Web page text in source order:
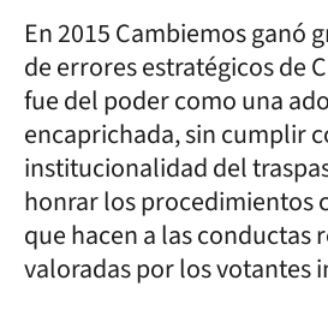
En 2015 Cambiemos ganó
de errores estratégicos de
fue del poder como una
encaprichada, sin cumplir
institucionalidad del
honrar los procedimientos
que hacen a las conductas
valoradas por los votantes